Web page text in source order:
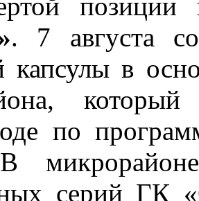
позиции
. 7 августа
капсулы в
по
серий ГК